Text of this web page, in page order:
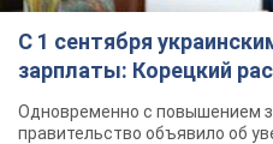
С 1 сентября
зарплаты: Корецкий
Одновременно с повышением
правительство объявило об